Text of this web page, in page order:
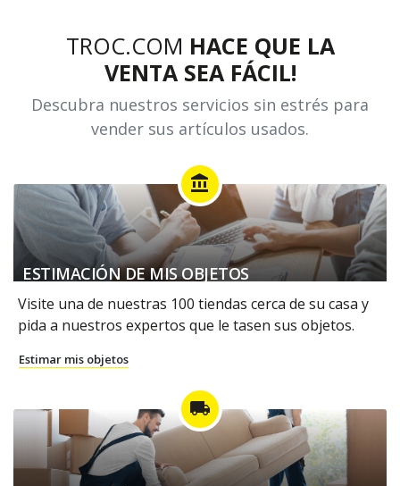
TROC.COM HACE QUE LA
VENTA SEA FÁCIL!
Descubra nuestros servicios sin estrés para
vender sus artículos usados.
account_balance
ESTIMACIÓN DE MIS OBJETOS
Visite una de nuestras 100 tiendas cerca de su casa y
pida a nuestros expertos que le tasen sus objetos.
Estimar mis objetos
local_shipping